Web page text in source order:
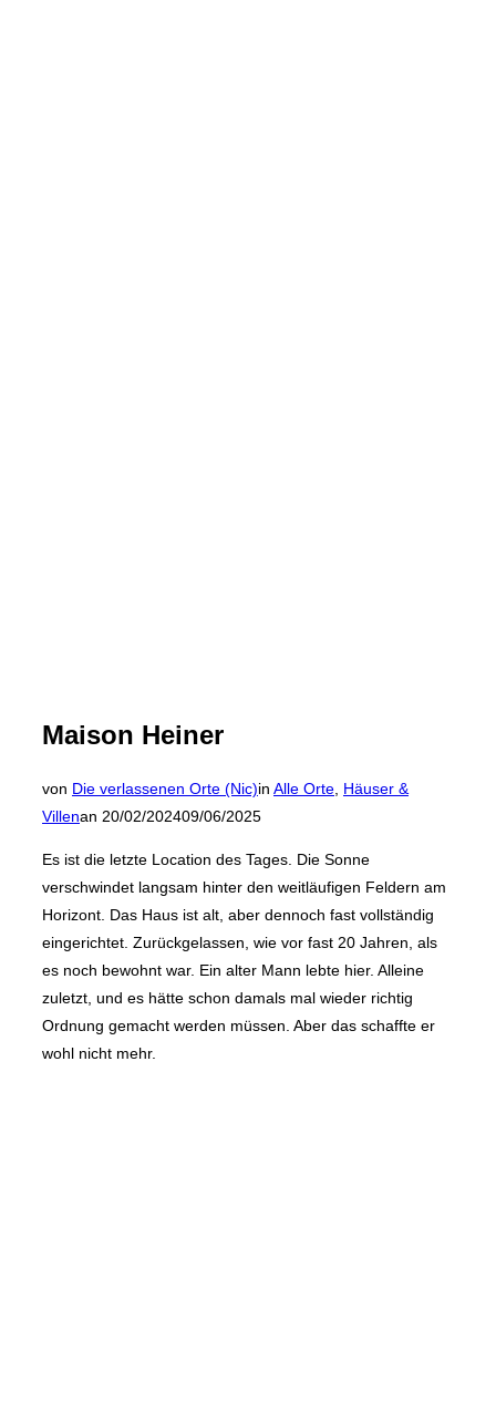
Maison Heiner
von Die verlassenen Orte (Nic)in Alle Orte Häuser &
Villenan Veröffentlicht
20/02/202409/06/2025
Es ist die letzte Location des Tages. Die Sonne
verschwindet langsam hinter den weitläufigen Feldern am
Horizont. Das Haus ist alt, aber dennoch fast vollständig
eingerichtet. Zurückgelassen, wie vor fast 20 Jahren, als
es noch bewohnt war. Ein alter Mann lebte hier. Alleine
zuletzt, und es hätte schon damals mal wieder richtig
Ordnung gemacht werden müssen. Aber das schaffte er
wohl nicht mehr.